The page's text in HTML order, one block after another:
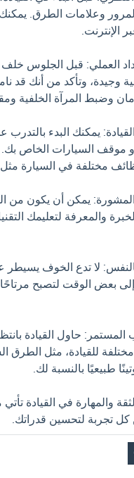
وعلامات الطرق.
الإنترنت.
العملي: قبل الجلوس
وجيدة، وتأكد من أنك قد
وضبط المرآة الخلفية
القيادة: يمكنك البدء
موقف السيارات الخاص بك.
مختلفة في السيارة
المشورة: يمكن أن يكون
والمعرفة لتعليمك
بالنفس: لا تدع الخوف
بعض الوقت لتصبح مرتاحًا
المستمر: حاول القيادة
للقيادة، مثل الطرق
طبيعيًا بالنسبة لك.
والمهارة في القيادة
كل تجربة لتحسين قدراتك.